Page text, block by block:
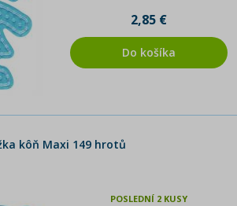
2,85 €
Do košíka
kôň Maxi 149 hrotů
POSLEDNÍ 2 KUSY